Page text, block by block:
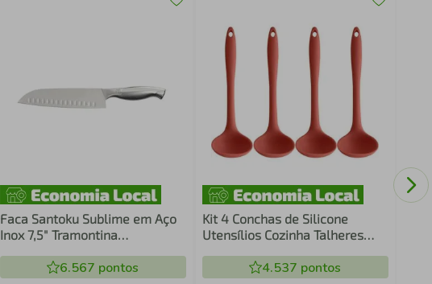
Faca Santoku Sublime em Aço
Inox 7,5" Tramontina
6.567 pontos
Kit 4 Conchas de Silicone
Utensílios Cozinha Talheres
OU Terracota4.537 pontos